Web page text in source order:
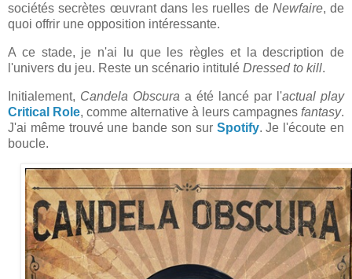
sociétés secrètes œuvrant dans les ruelles de Newfaire, de
quoi offrir une opposition intéressante.
A ce stade, je n'ai lu que les règles et la description de
l'univers du jeu. Reste un scénario intitulé Dressed to kill.
Initialement, Candela Obscura a été lancé par l'actual play
Critical Role, comme alternative à leurs campagnes fantasy.
J'ai même trouvé une bande son sur Spotify. Je l'écoute en
boucle.